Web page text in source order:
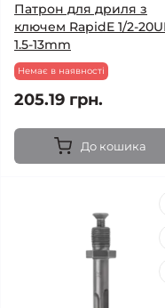
Патрон для дриля з
ключем RapidE 1/2-
1.5-13mm
Немає в наявності
205.19 грн.
До кошика